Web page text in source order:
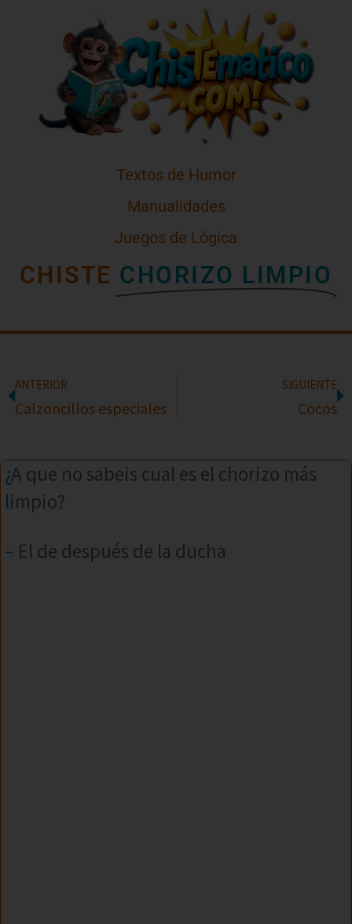
Textos de Humor
Manualidades
Juegos de Lógica
CHISTE CHORIZO LIMPIO
ANTERIOR
Calzoncillos especiales
SIGUIENTE
Cocos
¿A que no sabeis cual es el chorizo más
limpio?
– El de después de la ducha